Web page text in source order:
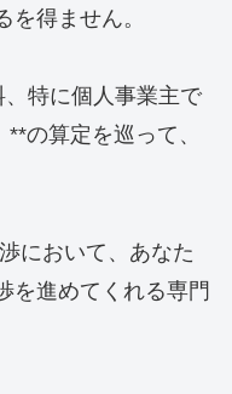
得ません。
特に個人事業主で
の算定を巡って、
において、あなた
を進めてくれる専門